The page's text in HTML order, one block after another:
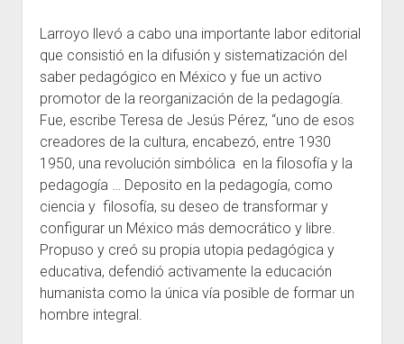
Larroyo llevó a cabo una importante labor editorial
que consistió en la difusión y sistematización del
saber pedagógico en México y fue un activo
promotor de la reorganización de la pedagogía.
Fue, escribe Teresa de Jesús Pérez, “uno de esos
creadores de la cultura, encabezó, entre 1930
1950, una revolución simbólica en la filosofía y la
pedagogía … Deposito en la pedagogía, como
ciencia y filosofía, su deseo de transformar y
configurar un México más democrático y libre.
Propuso y creó su propia utopia pedagógica y
educativa, defendió activamente la educación
humanista como la única vía posible de formar un
hombre integral.